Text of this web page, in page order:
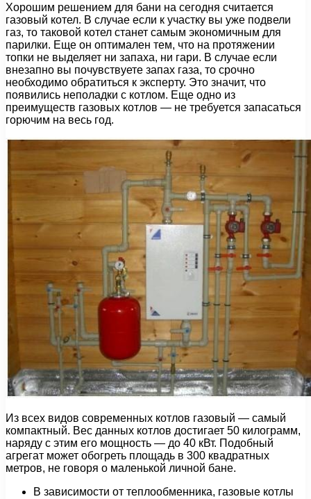
Хорошим решением для бани на сегодня считается
газовый котел. В случае если к участку вы уже подвели
газ, то таковой котел станет самым экономичным для
парилки. Еще он оптимален тем, что на протяжении
топки не выделяет ни запаха, ни гари. В случае если
внезапно вы почувствуете запах газа, то срочно
необходимо обратиться к эксперту. Это значит, что
появились неполадки с котлом. Еще одно из
преимуществ газовых котлов — не требуется запасаться
горючим на весь год.
Из всех видов современных котлов газовый — самый
компактный. Вес данных котлов достигает 50 килограмм,
наряду с этим его мощность — до 40 кВт. Подобный
агрегат может обогреть площадь в 300 квадратных
метров, не говоря о маленькой личной бане.
В зависимости от теплообменника, газовые котлы